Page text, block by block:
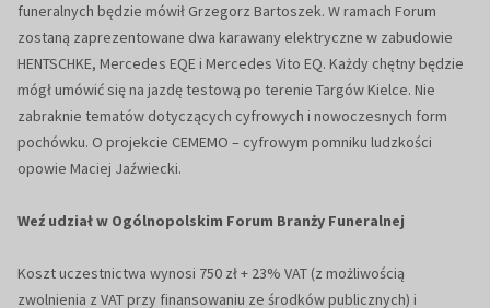
funeralnych będzie mówił Grzegorz Bartoszek. W ramach Forum
zostaną zaprezentowane dwa karawany elektryczne w zabudowie
HENTSCHKE, Mercedes EQE i Mercedes Vito EQ. Każdy chętny będzie
mógł umówić się na jazdę testową po terenie Targów Kielce. Nie
zabraknie tematów dotyczących cyfrowych i nowoczesnych form
pochówku. O projekcie CEMEMO – cyfrowym pomniku ludzkości
opowie Maciej Jaźwiecki.
Weź udział w Ogólnopolskim Forum Branży Funeralnej
Koszt uczestnictwa wynosi 750 zł + 23% VAT (z możliwością
zwolnienia z VAT przy finansowaniu ze środków publicznych) i